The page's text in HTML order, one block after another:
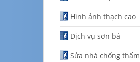
Hình ảnh thạch cao
Dịch vụ sơn bả
Sửa nhà chống thấm